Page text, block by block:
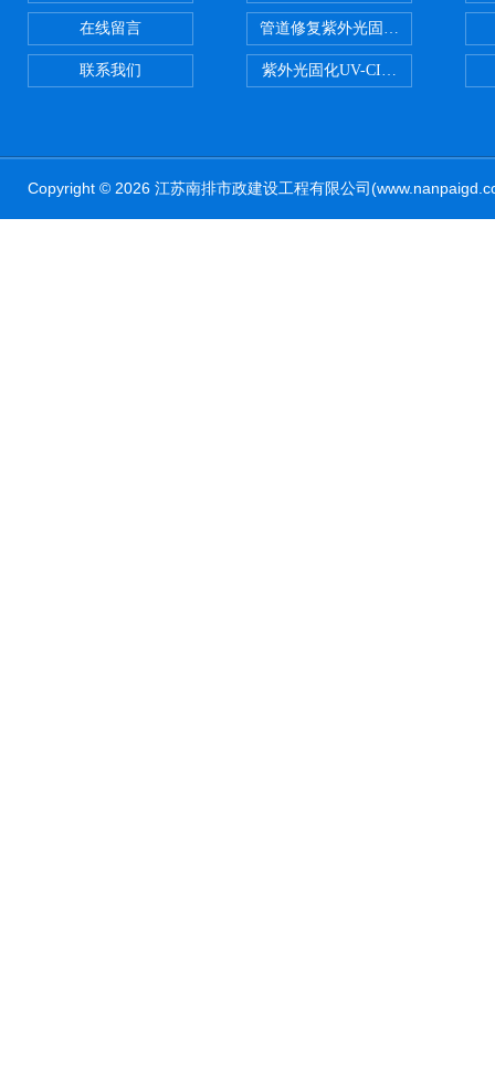
在线留言
联系我们
管道修复紫外光固化修复CIPP内
紫外光固化UV-CIPP修复管道非
Copyright © 2026 江苏南排市政建设工程有限公司